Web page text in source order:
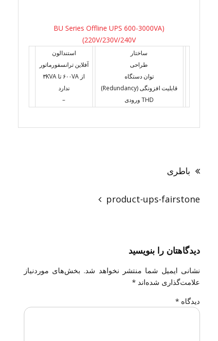
(BU Series Offline UPS 600-3000VA
(220V/230V/240V
ساختار
طراحی
توان دستگاه
قابلیت افزونگی (Redundancy)
THD ورودی
استندالون
آفلاین ترانسفورماتور
از ۶۰۰VA تا ۳KVA
ندارد
–
نوشته
باطری
product-ups-fairstone
دیدگاهتان را بنویسید
نشانی ایمیل شما منتشر نخواهد شد. بخش‌های موردنیاز
علامت‌گذاری شده‌اند*
دیدگاه*